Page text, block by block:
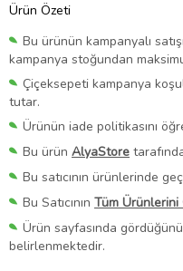
Ürün Özeti
Bu ürünün kampanyalı
kampanya stoğundan
Çiçeksepeti kampanya
tutar.
Ürünün iade politikasını
Bu ürün AlyaStore
Bu satıcının ürünlerinde
Bu Satıcının Tüm
Ürün sayfasında
belirlenmektedir.